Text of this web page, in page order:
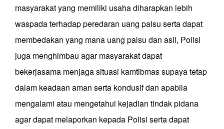
masyarakat yang memiliki usaha diharapkan lebih
waspada terhadap peredaran uang palsu serta dapat
membedakan yang mana uang palsu dan asli, Polisi
juga menghimbau agar masyarakat dapat
bekerjasama menjaga situasi kamtibmas supaya tetap
dalam keadaan aman serta kondusif dan apabila
mengalami atau mengetahui kejadian tindak pidana
agar dapat melaporkan kepada Polisi serta dapat